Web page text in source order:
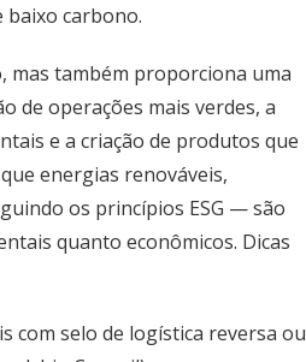
baixo carbono.
mas também proporciona uma
de operações mais verdes, a
e a criação de produtos que
energias renováveis,
os princípios ESG — são
quanto econômicos. Dicas
com selo de logística reversa ou